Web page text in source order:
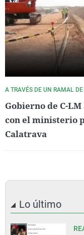
A TRAVÉS DE UN RAMAL
Gobierno de C-
con el ministerio
Calatrava
Lo último